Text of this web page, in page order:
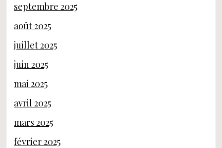
septembre 2025
août 2025
juillet 2025
juin 2025
mai 2025
avril 2025
mars 2025
février 2025